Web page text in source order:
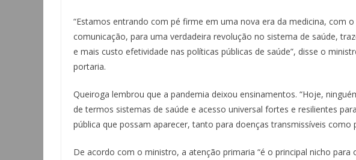
“Estamos entrando com pé firme em uma nova era da medicina, com
comunicação, para uma verdadeira revolução no sistema de saúde,
e mais custo efetividade nas políticas públicas de saúde”, disse o
portaria.
Queiroga lembrou que a pandemia deixou ensinamentos. “Hoje,
de termos sistemas de saúde e acesso universal fortes e resilientes
pública que possam aparecer, tanto para doenças transmissíveis como
De acordo com o ministro, a atenção primaria “é o principal nicho para